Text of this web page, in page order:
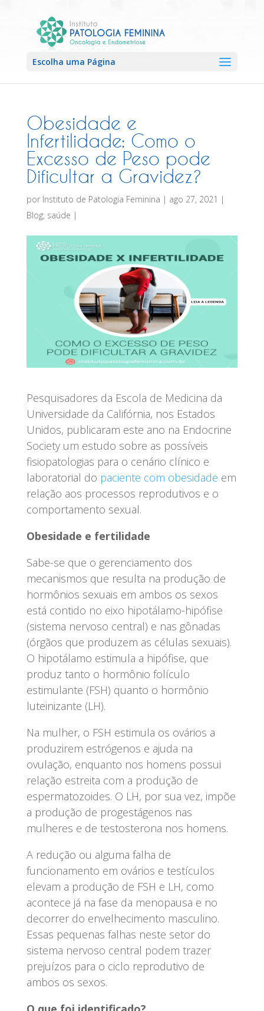
Escolha uma Página
Obesidade e
Infertilidade: Como o
Excesso de Peso pode
Dificultar a Gravidez?
por Instituto de Patologia Feminina | ago 27, 2021 |
Blog, saúde |
Pesquisadores da Escola de Medicina da
Universidade da Califórnia, nos Estados
Unidos, publicaram este ano na Endocrine
Society um estudo sobre as possíveis
fisiopatologias para o cenário clínico e
laboratorial do paciente com obesidade em
relação aos processos reprodutivos e o
comportamento sexual.
Obesidade e fertilidade
Sabe-se que o gerenciamento dos
mecanismos que resulta na produção de
hormônios sexuais em ambos os sexos
está contido no eixo hipotálamo-hipófise
(sistema nervoso central) e nas gônadas
(órgãos que produzem as células sexuais).
O hipotálamo estimula a hipófise, que
produz tanto o hormônio folículo
estimulante (FSH) quanto o hormônio
luteinizante (LH).
Na mulher, o FSH estimula os ovários a
produzirem estrógenos e ajuda na
ovulação, enquanto nos homens possui
relação estreita com a produção de
espermatozoides. O LH, por sua vez, impõe
a produção de progestágenos nas
mulheres e de testosterona nos homens.
A redução ou alguma falha de
funcionamento em ovários e testículos
elevam a produção de FSH e LH, como
acontece já na fase da menopausa e no
decorrer do envelhecimento masculino.
Essas pequenas falhas neste setor do
sistema nervoso central podem trazer
prejuízos para o ciclo reprodutivo de
ambos os sexos.